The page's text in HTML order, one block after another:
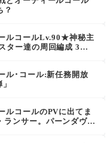
？
ルコールLv.90★神秘主
ター達の周回編成 3Wa
ル･コール:新任務開放
ルコールのPVに出てま
ランサー。パーンダヴァ